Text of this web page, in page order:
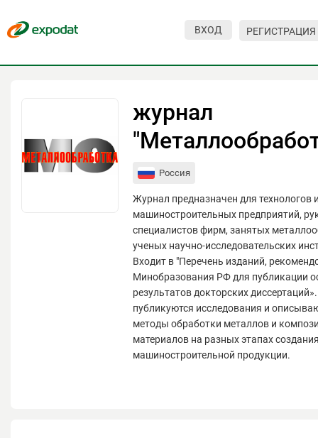
ВХОД РЕГИСТРАЦИЯ
журнал
Россия
Журнал предназначен для технологов
машиностроительных предприятий,
специалистов фирм, занятых
ученых научно-исследовательских
Входит в "Перечень изданий,
Минобразования РФ для публикации
результатов докторских
публикуются исследования и
методы обработки металлов и
материалов на разных этапах
машиностроительной продукции.
Мероприятия
Организациям